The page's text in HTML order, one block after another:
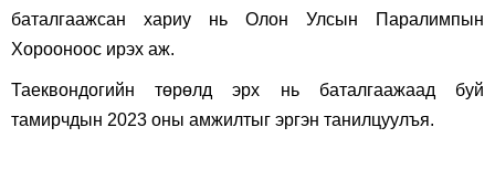
баталгаажсан хариу нь Олон Улсын Паралимпын
Хорооноос ирэх аж.
Таеквондогийн төрөлд эрх нь баталгаажаад буй
тамирчдын 2023 оны амжилтыг эргэн танилцуулъя.